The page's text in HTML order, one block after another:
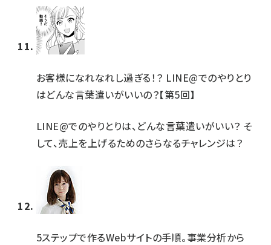
お客様になれなれし過ぎる！？ LINE@でのやりとり
はどんな言葉遣いがいいの？【第5回】
LINE@でのやりとりは、どんな言葉遣いがいい？ そ
して、売上を上げるためのさらなるチャレンジは？
5ステップで作るWebサイトの手順。事業分析から